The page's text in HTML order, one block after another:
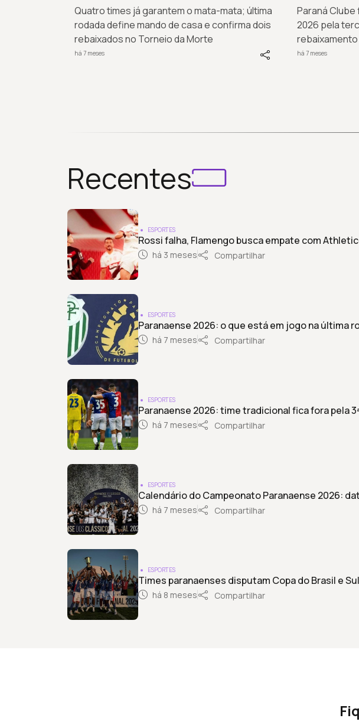
Quatro times já garantem o mata-mata; última
rodada define mando de casa e confirma dois
rebaixados no Torneio da Morte
há 7 meses
Paraná
2026 pela
há 7 meses
Recentes
ESPORTES
Rossi falha, Flamengo busca empate com
há 3 meses Compartilhar
ESPORTES
Paranaense 2026: o que está em jogo na última
há 7 meses Compartilhar
ESPORTES
Paranaense 2026: time tradicional fica fora pela
há 7 meses Compartilhar
ESPORTES
Calendário do Campeonato Paranaense 2026:
há 7 meses Compartilhar
ESPORTES
Times paranaenses disputam Copa do Brasil e
há 8 meses Compartilhar